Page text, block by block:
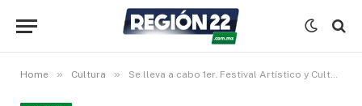
Home » Cultura » Se lleva a cabo 1er. Festival Artístico y Cultural de la LDFM de la FBA